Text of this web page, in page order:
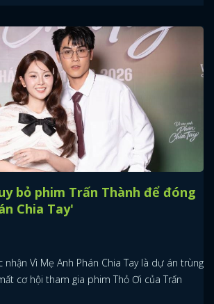
bỏ phim Trấn Thành để đóng
Chia Tay'
nhận Vì Mẹ Anh Phán Chia Tay là dự án trùng
cơ hội tham gia phim Thỏ Ơi của Trấn